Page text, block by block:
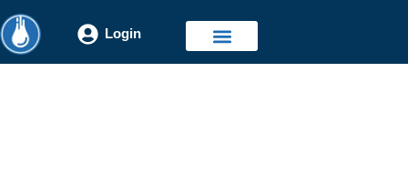
Login